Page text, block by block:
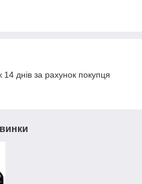
днів за рахунок покупця